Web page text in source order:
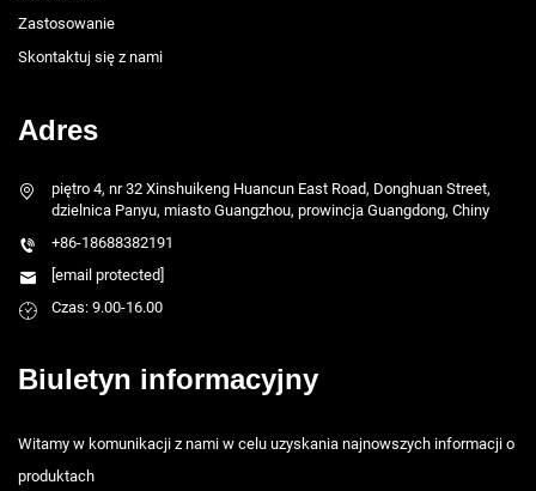
Zastosowanie
Skontaktuj się z nami
Adres
piętro 4, nr 32 Xinshuikeng Huancun East Road, Donghuan Street,
dzielnica Panyu, miasto Guangzhou, prowincja Guangdong, Chiny
+86-18688382191
[email protected]
Czas: 9.00-16.00
Biuletyn informacyjny
Witamy w komunikacji z nami w celu uzyskania najnowszych informacji o
produktach